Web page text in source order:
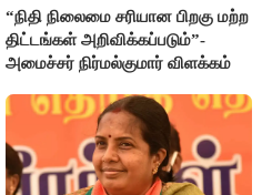
“நிதி நிலைமை சரியான பிறகு மற்ற
திட்டங்கள் அறிவிக்கப்படும்”-
அமைச்சர் நிர்மல்குமார் விளக்கம்